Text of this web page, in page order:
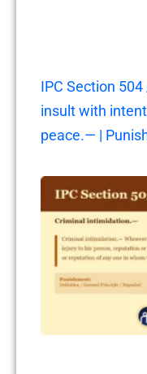
IPC Section
insult with
peace.— |